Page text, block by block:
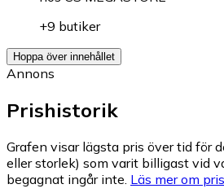
+9 butiker
Hoppa över innehållet
Annons
Prishistorik
Grafen visar lägsta pris över tid för
eller storlek) som varit billigast vid
begagnat ingår inte. Läs mer om